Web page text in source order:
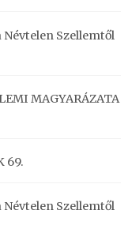
Szellemtől
MAGYARÁZATA
69.
Szellemtől